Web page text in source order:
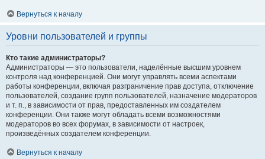
Вернуться к началу
Уровни пользователей и группы
Кто такие администраторы?
Администраторы — это пользователи, наделённые высшим уровнем
контроля над конференцией. Они могут управлять всеми аспектами
работы конференции, включая разграничение прав доступа, отключение
пользователей, создание групп пользователей, назначение модераторов
и т. п., в зависимости от прав, предоставленных им создателем
конференции. Они также могут обладать всеми возможностями
модераторов во всех форумах, в зависимости от настроек,
произведённых создателем конференции.
Вернуться к началу